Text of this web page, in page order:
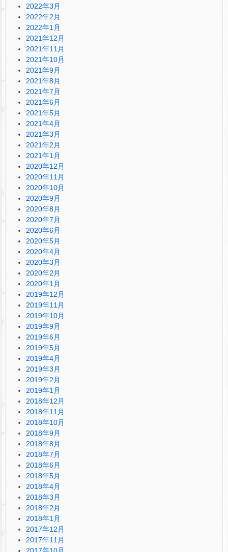
2022年3月
2022年2月
2022年1月
2021年12月
2021年11月
2021年10月
2021年9月
2021年8月
2021年7月
2021年6月
2021年5月
2021年4月
2021年3月
2021年2月
2021年1月
2020年12月
2020年11月
2020年10月
2020年9月
2020年8月
2020年7月
2020年6月
2020年5月
2020年4月
2020年3月
2020年2月
2020年1月
2019年12月
2019年11月
2019年10月
2019年9月
2019年6月
2019年5月
2019年4月
2019年3月
2019年2月
2019年1月
2018年12月
2018年11月
2018年10月
2018年9月
2018年8月
2018年7月
2018年6月
2018年5月
2018年4月
2018年3月
2018年2月
2018年1月
2017年12月
2017年11月
2017年10月